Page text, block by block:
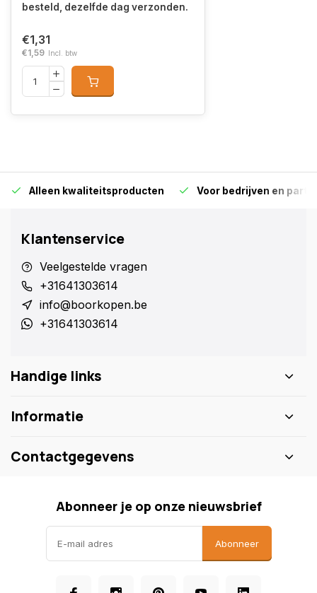
besteld, dezelfde dag verzonden.
€1,31
€1,59 Incl. btw
Alleen kwaliteitsproducten Voor bedrijven en
Klantenservice
Veelgestelde vragen
+31641303614
info@boorkopen.be
+31641303614
Handige links
Informatie
Contactgegevens
Abonneer je op onze nieuwsbrief
Abonneer